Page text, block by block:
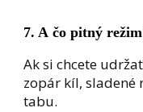
7. A čo pitný
Ak si chcete
zopár kíl, sladené
tabu.